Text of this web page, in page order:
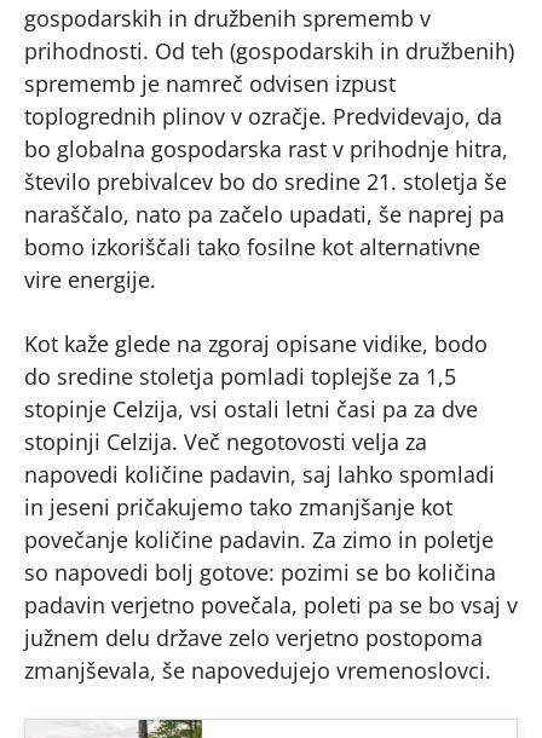
gospodarskih in družbenih sprememb v
prihodnosti. Od teh (gospodarskih in družbenih)
sprememb je namreč odvisen izpust
toplogrednih plinov v ozračje. Predvidevajo, da
bo globalna gospodarska rast v prihodnje hitra,
število prebivalcev bo do sredine 21. stoletja še
naraščalo, nato pa začelo upadati, še naprej pa
bomo izkoriščali tako fosilne kot alternativne
vire energije.
Kot kaže glede na zgoraj opisane vidike, bodo
do sredine stoletja pomladi toplejše za 1,5
stopinje Celzija, vsi ostali letni časi pa za dve
stopinji Celzija. Več negotovosti velja za
napovedi količine padavin, saj lahko spomladi
in jeseni pričakujemo tako zmanjšanje kot
povečanje količine padavin. Za zimo in poletje
so napovedi bolj gotove: pozimi se bo količina
padavin verjetno povečala, poleti pa se bo vsaj v
južnem delu države zelo verjetno postopoma
zmanjševala, še napovedujejo vremenoslovci.